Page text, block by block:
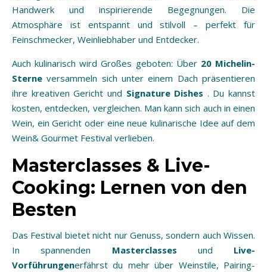
Handwerk und inspirierende Begegnungen. Die
Atmosphäre ist entspannt und stilvoll – perfekt für
Feinschmecker, Weinliebhaber und Entdecker.
Auch kulinarisch wird Großes geboten: Über 20 Michelin-
Sterne versammeln sich unter einem Dach präsentieren
ihre kreativen Gericht und Signature Dishes . Du kannst
kosten, entdecken, vergleichen. Man kann sich auch in einen
Wein, ein Gericht oder eine neue kulinarische Idee auf dem
Wein& Gourmet Festival verlieben.
Masterclasses & Live-
Cooking: Lernen von den
Besten
Das Festival bietet nicht nur Genuss, sondern auch Wissen.
In spannenden Masterclasses und Live-
Vorführungenerfährst du mehr über Weinstile, Pairing-